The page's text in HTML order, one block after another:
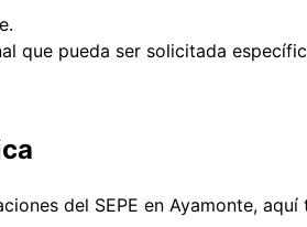
que pueda ser solicitada
del SEPE en Ayamonte,